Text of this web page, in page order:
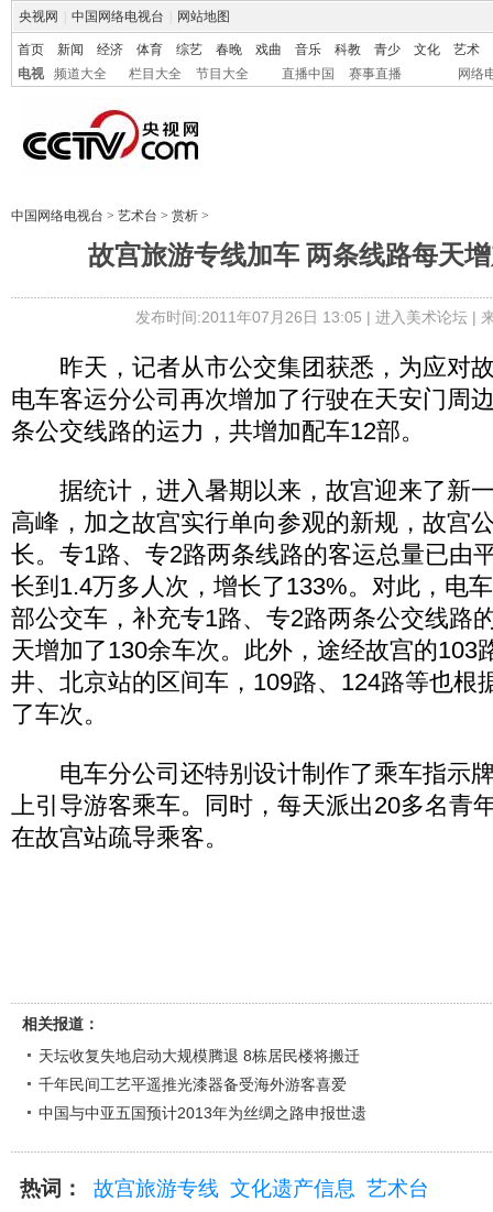
央视网 中国网络电视台 网站地图
首页 新闻 经济 体育 综艺 春晚 戏曲 音乐 科教 青少 文化
艺术
电视
频道大全 栏目大全 节目大全 直播中国 赛事直播 网络
中国网络电视台 > 艺术台 > 赏析 >
故宫旅游专线加车 两条线路每天
发布时间:2011年07月26日 13:05 | 进入美术论坛|
昨天，记者从市公交集团获悉，为应对
电车客运分公司再次增加了行驶在天安门周
条公交线路的运力，共增加配车12部。
据统计，进入暑期以来，故宫迎来了新
高峰，加之故宫实行单向参观的新规，故宫
长。专1路、专2路两条线路的客运总量已由
长到1.4万多人次，增长了133%。对此，电
部公交车，补充专1路、专2路两条公交线路
天增加了130余车次。此外，途经故宫的103
井、北京站的区间车，109路、124路等也根
了车次。
电车分公司还特别设计制作了乘车指示
上引导游客乘车。同时，每天派出20多名青
在故宫站疏导乘客。
相关报道：
天坛收复失地启动大规模腾退 8栋居民楼将搬迁
千年民间工艺平遥推光漆器备受海外游客喜爱
中国与中亚五国预计2013年为丝绸之路申报世遗
热词： 故宫旅游专线 文化遗产信息 艺术台